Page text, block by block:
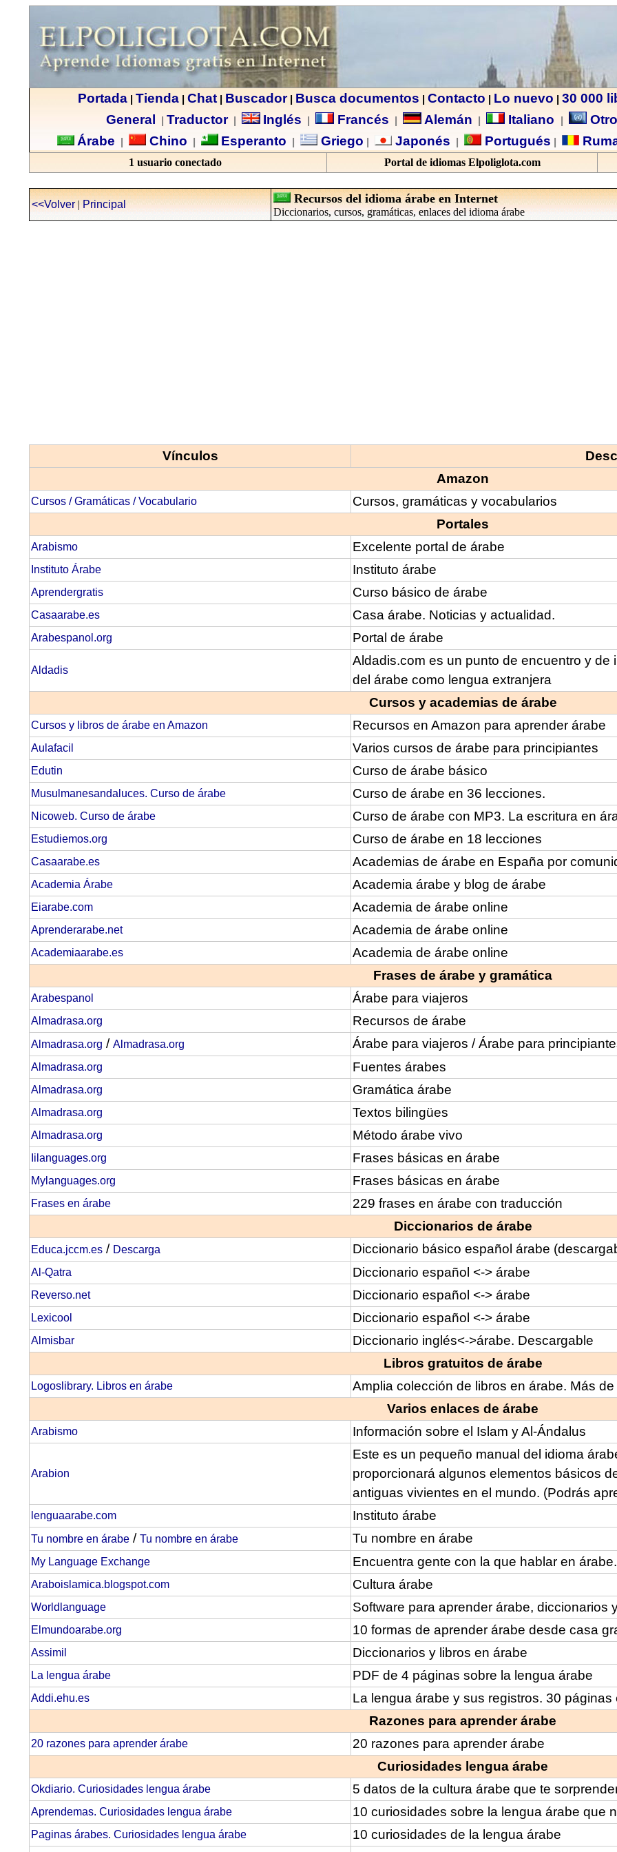
Portada| Tienda| Chat| Buscador| Busca documentos Contacto Lo nuevo
30 000
General
Traductor| Inglés Francés Alemán Italiano
Árabe
Chino Esperanto Griego Japonés Portugués
1 usuario conectado Portal de idiomas Elpoliglota.com
<<Volver|Principal Recursos del idioma árabe en Internet
Diccionarios, cursos, gramáticas, enlaces del idioma árabe
Vínculos
Amazon
Cursos /Gramáticas /Vocabulario
Cursos, gramáticas y vocabularios
Portales
Arabismo Excelente portal de árabe
Instituto Árabe Instituto árabe
Aprendergratis Curso básico de árabe
Casaarabe.es Casa árabe. Noticias y actualidad.
Arabespanol.org Portal de árabe
Aldadis
Aldadis.com es un punto de encuentro y
del árabe como lengua extranjera
Cursos y academias de árabe
Cursos y libros de árabe en Amazon Recursos en Amazon para aprender árabe
Aulafacil Varios cursos de árabe para principiantes
Edutin Curso de árabe básico
Musulmanesandaluces. Curso de árabe Curso de árabe en 36 lecciones.
Nicoweb. Curso de árabe Curso de árabe con MP3. La escritura en
Estudiemos.org Curso de árabe en 18 lecciones
Casaarabe.es Academias de árabe en España por
Academia Árabe Academia árabe y blog de árabe
Eiarabe.com Academia de árabe online
Aprenderarabe.net Academia de árabe online
Academiaarabe.es
Academia de árabe online
Frases de árabe y gramática
Arabespanol Árabe para viajeros
Almadrasa.org Recursos de árabe
Almadrasa.org / Almadrasa.org Árabe para viajeros / Árabe para
Almadrasa.org Fuentes árabes
Almadrasa.org Gramática árabe
Almadrasa.org Textos bilingües
Almadrasa.org Método árabe vivo
Iilanguages.org Frases básicas en árabe
Mylanguages.org Frases básicas en árabe
Frases en árabe
229 frases en árabe con traducción
Diccionarios de árabe
Educa.jccm.es / Descarga Diccionario básico español árabe
Al-Qatra Diccionario español <-> árabe
Reverso.net Diccionario español <-> árabe
Lexicool Diccionario español <-> árabe
Almisbar
Diccionario inglés<->árabe. Descargable
Libros gratuitos de árabe
Logoslibrary. Libros en árabe
Amplia colección de libros en árabe. Más
Varios enlaces de árabe
Arabismo Información sobre el Islam y Al-Ándalus
Arabion
Este es un pequeño manual del idioma
proporcionará algunos elementos básicos
antiguas vivientes en el mundo. (Podrás
lenguaarabe.com Instituto árabe
Tu nombre en árabe / Tu nombre en árabe Tu nombre en árabe
My Language Exchange Encuentra gente con la que hablar en árabe.
Araboislamica.blogspot.com Cultura árabe
Worldlanguage Software para aprender árabe, diccionarios
Elmundoarabe.org 10 formas de aprender árabe desde casa
Assimil Diccionarios y libros en árabe
La lengua árabe PDF de 4 páginas sobre la lengua árabe
Addi.ehu.es
La lengua árabe y sus registros. 30 páginas
Razones para aprender árabe
20 razones para aprender árabe
20 razones para aprender árabe
Curiosidades lengua árabe
Okdiario. Curiosidades lengua árabe 5 datos de la cultura árabe que te
Aprendemas. Curiosidades lengua árabe 10 curiosidades sobre la lengua árabe que
Paginas árabes. Curiosidades lengua árabe 10 curiosidades de la lengua árabe